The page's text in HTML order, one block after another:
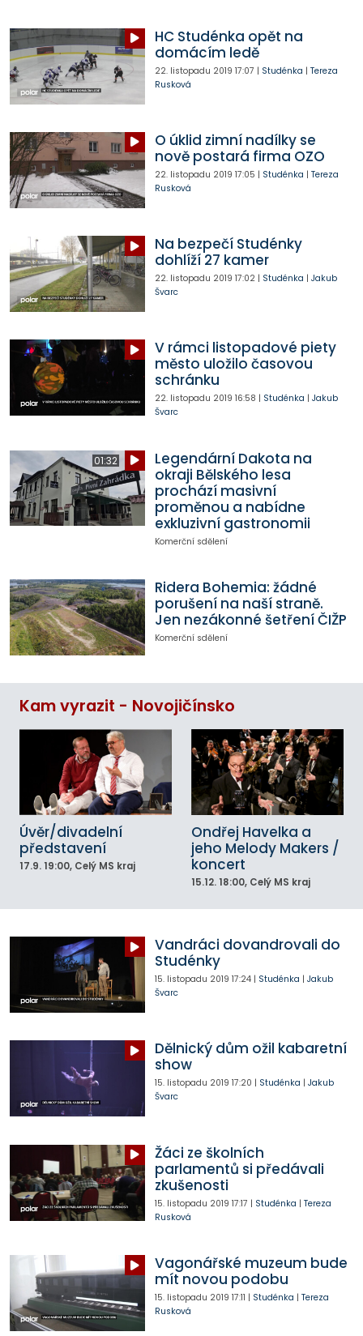
HC Studénka opět na
domácím ledě
22. listopadu 2019 17:07 | Studénka | Tereza
Rusková
O úklid zimní nadílky se
nově postará firma OZO
22. listopadu 2019 17:05 | Studénka | Tereza
Rusková
Na bezpečí Studénky
dohlíží 27 kamer
22. listopadu 2019 17:02| Studénka | Jakub
Švarc
V rámci listopadové piety
město uložilo časovou
schránku
22. listopadu 2019 16:58 | Studénka | Jakub
Švarc
01:32
Legendární Dakota na
okraji Bělského lesa
prochází masivní
proměnou a nabídne
exkluzivní gastronomii
Komerční sdělení
Ridera Bohemia: žádné
porušení na naší straně.
Jen nezákonné šetření ČIŽP
Komerční sdělení
Kam vyrazit - Novojičínsko
Úvěr/divadelní
představení
17.9. 19:00, Celý MS kraj
Ondřej Havelka a
jeho Melody Makers /
koncert
15.12. 18:00, Celý MS kraj
Vandráci dovandrovali do
Studénky
15. listopadu 2019 17:24| Studénka | Jakub
Švarc
Dělnický dům ožil kabaretní
show
15. listopadu 2019 17:20 | Studénka | Jakub
Švarc
Žáci ze školních
parlamentů si předávali
zkušenosti
15. listopadu 2019 17:17 | Studénka | Tereza
Rusková
Vagonářské muzeum bude
mít novou podobu
15. listopadu 2019 17:11 | Studénka | Tereza
Rusková